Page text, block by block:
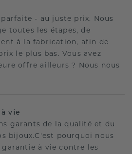
- au juste prix. Nous
toutes les étapes, de
à la fabrication, afin de
le plus bas. Vous avez
offre ailleurs ? Nous nous
vie
garants de la qualité et du
bijoux.C'est pourquoi nous
à vie contre les